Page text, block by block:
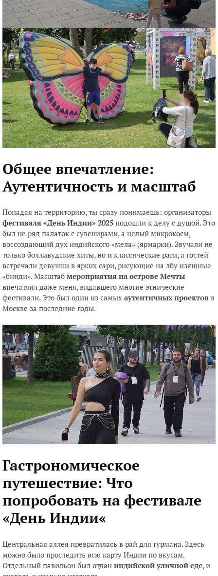
Общее впечатление:
Аутентичность и масштаб
Попадая на территорию, ты сразу понимаешь: организаторы
фестиваля «День Индии» 2025 подошли к делу с душой. Это
был не ряд палаток с сувенирами, а целый микрокосм,
воссоздающий дух индийского «мела» (ярмарки). Звучали не
только болливудские хиты, но и классические раги, а гостей
встречали девушки в ярких сари, рисующие на лбу изящные
«бинди». Масштаб мероприятия на острове Мечты
впечатлил даже меня, видавшего многие этнические
фестивали. Это был один из самых аутентичных проектов в
Москве за последние годы.
Гастрономическое
путешествие: Что
попробовать на фестивале
«День Индии«
Центральная аллея превратилась в рай для гурмана. Здесь
можно было проследить всю карту Индии по вкусам.
Отдельный павильон был отдан индийской уличной еде, и